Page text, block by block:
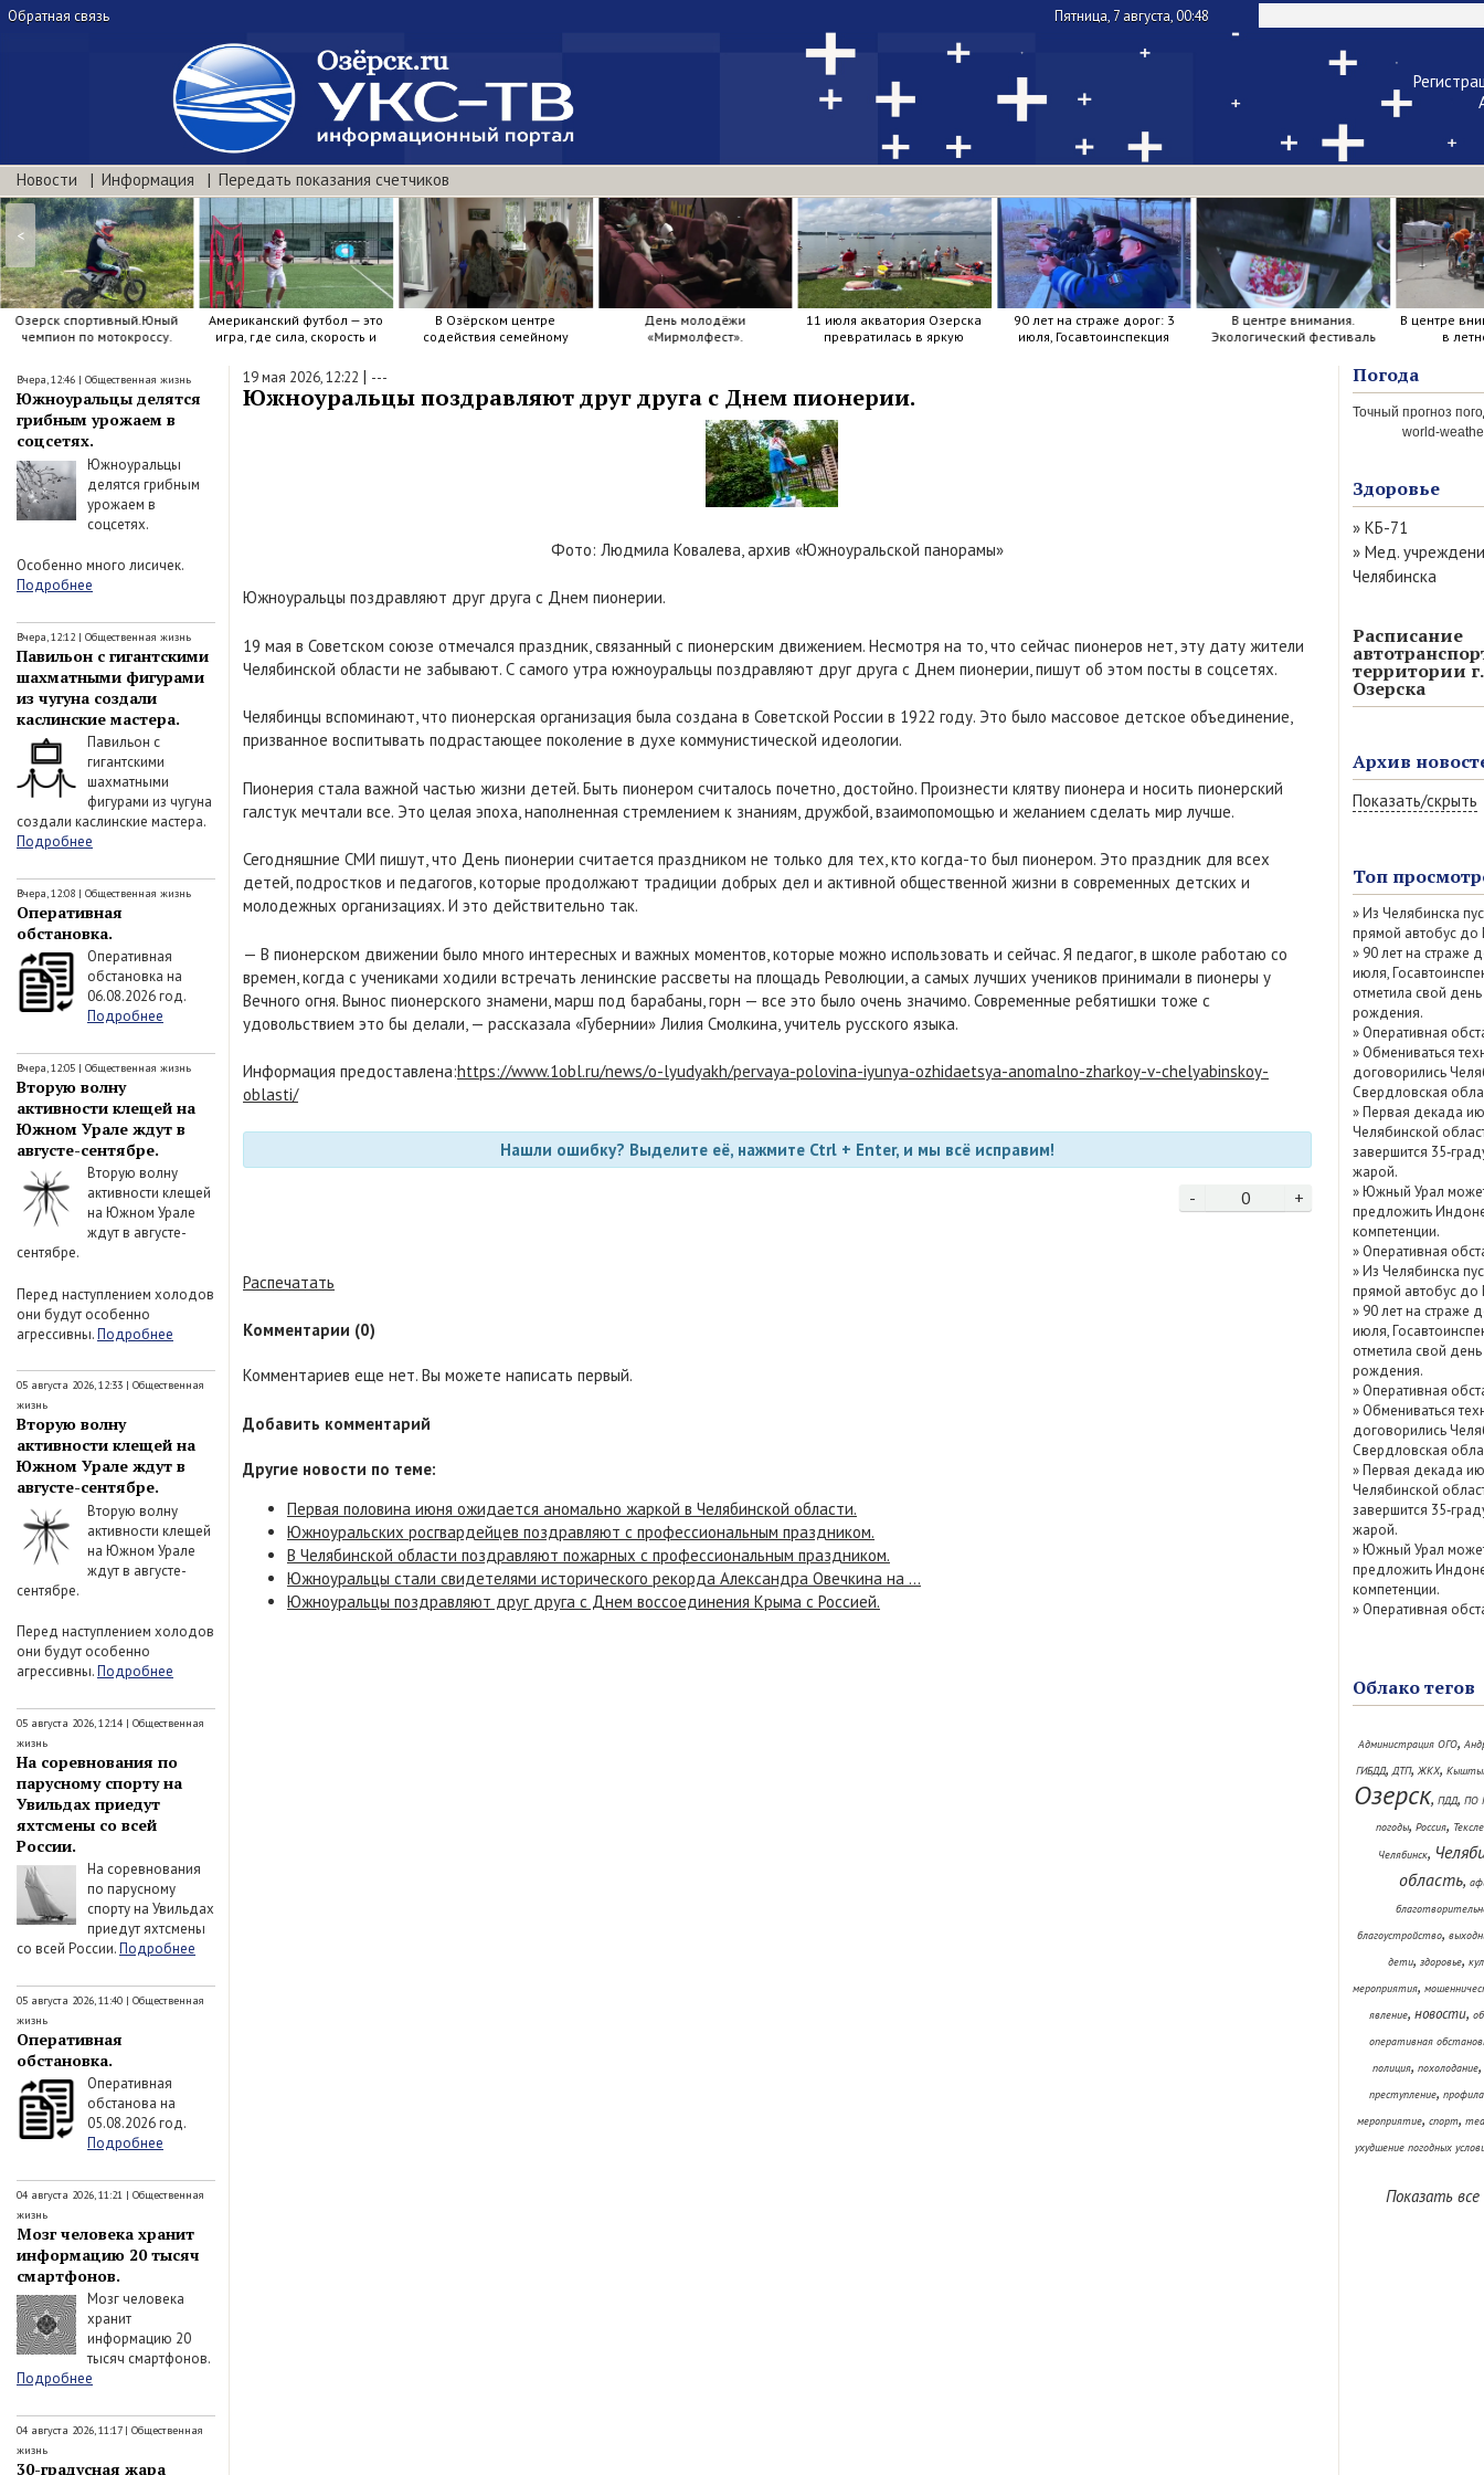
Обратная связь Пятница, 7 августа, 00:48
Чужой
Напомнить
Новости Информация Передать показания счетчиков
Озерск спортивный.Юный
чемпион по мотокроссу.
Американский футбол — это
игра, где сила, скорость и
В Озёрском центре
содействия семейному
День молодёжи
«Мирмолфест».
11 июля акватория Озерска
превратилась в яркую
90 лет на страже дорог: 3
июля, Госавтоинспекция
В центре внимания.
Экологический фестиваль
В центре
в
<
Вчера, 12:46 | Общественная жизнь
Южноуральцы делятся
грибным урожаем в
соцсетях.
Южноуральцы
делятся грибным
урожаем в
соцсетях.
Особенно много лисичек.
Подробнее
Вчера, 12:12 | Общественная жизнь
Павильон с гигантскими
шахматными фигурами
из чугуна создали
каслинские мастера.
Павильон с
гигантскими
шахматными
фигурами из чугуна
создали каслинские мастера.
Подробнее
Вчера, 12:08 | Общественная жизнь
Оперативная
обстановка.
Оперативная
обстановка на
06.08.2026 год.
Подробнее
Вчера, 12:05 | Общественная жизнь
Вторую волну
активности клещей на
Южном Урале ждут в
августе-сентябре.
Вторую волну
активности клещей
на Южном Урале
ждут в августе-
сентябре.
Перед наступлением холодов
они будут особенно
агрессивны.Подробнее
05 августа 2026, 12:33 | Общественная
жизнь
Вторую волну
активности клещей на
Южном Урале ждут в
августе-сентябре.
Вторую волну
активности клещей
на Южном Урале
ждут в августе-
сентябре.
Перед наступлением холодов
они будут особенно
агрессивны.Подробнее
05 августа 2026, 12:14 | Общественная
жизнь
На соревнования по
парусному спорту на
Увильдах приедут
яхтсмены со всей
России.
На соревнования
по парусному
спорту на Увильдах
приедут яхтсмены
со всей России.Подробнее
05 августа 2026, 11:40 | Общественная
жизнь
Оперативная
обстановка.
Оперативная
обстанова на
05.08.2026 год.
Подробнее
04 августа 2026, 11:21 | Общественная
жизнь
Мозг человека хранит
информацию 20 тысяч
смартфонов.
Мозг человека
хранит
информацию 20
тысяч смартфонов.
Подробнее
04 августа 2026, 11:17| Общественная
жизнь
30-градусная жара
19 мая 2026, 12:22 | ---
Южноуральцы поздравляют друг друга с Днем пионерии.
Фото: Людмила Ковалева, архив «Южноуральской панорамы»
Южноуральцы поздравляют друг друга с Днем пионерии.
19 мая в Советском союзе отмечался праздник, связанный с пионерским движением. Несмотря на то, что сейчас пионеров нет, эту дату жители
Челябинской области не забывают. С самого утра южноуральцы поздравляют друг друга с Днем пионерии, пишут об этом посты в соцсетях.
Челябинцы вспоминают, что пионерская организация была создана в Советской России в 1922 году. Это было массовое детское объединение,
призванное воспитывать подрастающее поколение в духе коммунистической идеологии.
Пионерия стала важной частью жизни детей. Быть пионером считалось почетно, достойно. Произнести клятву пионера и носить пионерский
галстук мечтали все. Это целая эпоха, наполненная стремлением к знаниям, дружбой, взаимопомощью и желанием сделать мир лучше.
Сегодняшние СМИ пишут, что День пионерии считается праздником не только для тех, кто когда-то был пионером. Это праздник для всех
детей, подростков и педагогов, которые продолжают традиции добрых дел и активной общественной жизни в современных детских и
молодежных организациях. И это действительно так.
— В пионерском движении было много интересных и важных моментов, которые можно использовать и сейчас. Я педагог, в школе работаю со
времен, когда с учениками ходили встречать ленинские рассветы на площадь Революции, а самых лучших учеников принимали в пионеры у
Вечного огня. Вынос пионерского знамени, марш под барабаны, горн — все это было очень значимо. Современные ребятишки тоже с
удовольствием это бы делали, — рассказала «Губернии» Лилия Смолкина, учитель русского языка.
Информация предоставлена:https://www.1obl.ru/news/o-lyudyakh/pervaya-polovina-iyunya-ozhidaetsya-anomalno-zharkoy-v-chelyabinskoy-
oblasti/
Нашли ошибку? Выделите её, нажмите Ctrl + Enter, и мы всё исправим!
- 0 +
Распечатать
Комментарии (0)
Комментариев еще нет. Вы можете написать первый.
Добавить комментарий
Другие новости по теме:
Первая половина июня ожидается аномально жаркой в Челябинской области.
Южноуральских росгвардейцев поздравляют с профессиональным праздником.
В Челябинской области поздравляют пожарных с профессиональным праздником.
Южноуральцы стали свидетелями исторического рекорда Александра Овечкина на ...
Южноуральцы поздравляют друг друга с Днем воссоединения Крыма с Россией.
Погода
world-
Здоровье
» КБ-71
» Мед.
Челябинска
Расписание
территории г.
Озерска
Архив
Показать/скрыть
Июль 2026 (77)
Июнь 2026 (52)
Май 2026 (69)
Апрель 2026
Март 2026 (79)
Показать /
архив
Топ
»Из Челябинска
прямой автобус
» 90 лет на страже
июля,
отметила свой день
рождения.
» Оперативная
» Обмениваться
договорились
Свердловская
»Первая декада
Челябинской
завершится
жарой.
»Южный Урал
предложить
компетенции.
» Оперативная
»Из Челябинска
прямой автобус
» 90 лет на страже
июля,
отметила свой день
рождения.
» Оперативная
» Обмениваться
договорились
Свердловская
»Первая декада
Челябинской
завершится
жарой.
»Южный Урал
предложить
компетенции.
» Оперативная
Облако тегов
Администрация ОГО,
ГИБДД,ДТП, ЖКХ,
Озерск, ПДД, ПО
погоды, Россия,
Челябинск,
область,
благоустройство,
дети, здоровье,
мероприятия,
явление, новости,
оперативная
полиция, похолодание,
преступление,
мероприятие, спорт,
ухудшение погодных
Показать